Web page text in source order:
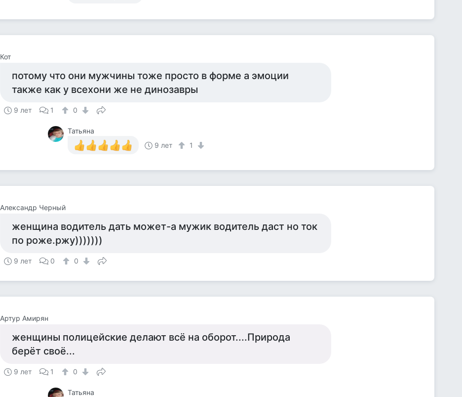
Кот
потому что они мужчины тоже просто в форме а эмоции
также как у всехони же не динозавры
9 лет 1 0
Татьяна
9 лет
1
Александр Черный
женщина водитель дать может-а мужик водитель даст но ток
по роже.ржу)))))))
9 лет 0 0
Артур Амирян
женщины полицейские делают всё на оборот....Природа
берёт своё...
9 лет 1 0
Татьяна